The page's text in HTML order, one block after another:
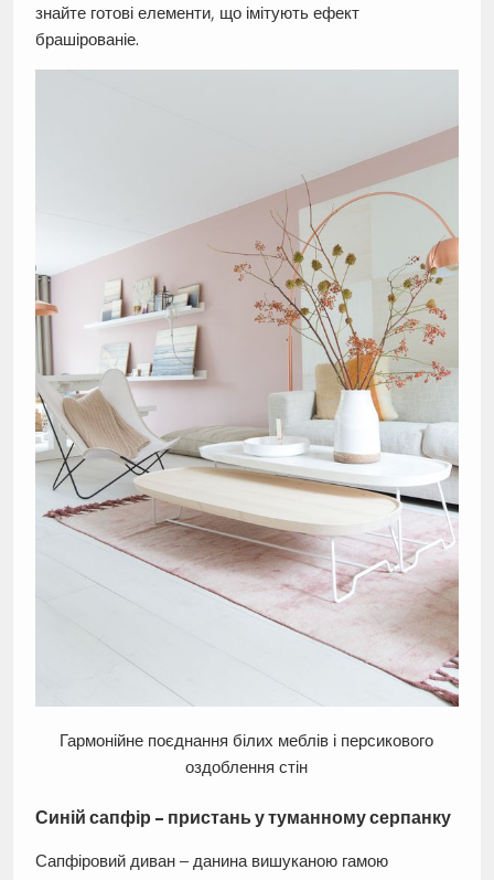
знайте готові елементи, що імітують ефект
брашірованіе.
Гармонійне поєднання білих меблів і персикового
оздоблення стін
Синій сапфір – пристань у туманному серпанку
Сапфіровий диван – данина вишуканою гамою